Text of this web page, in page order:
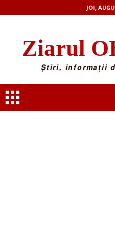
JOI,
Ziarul
Știri, informații